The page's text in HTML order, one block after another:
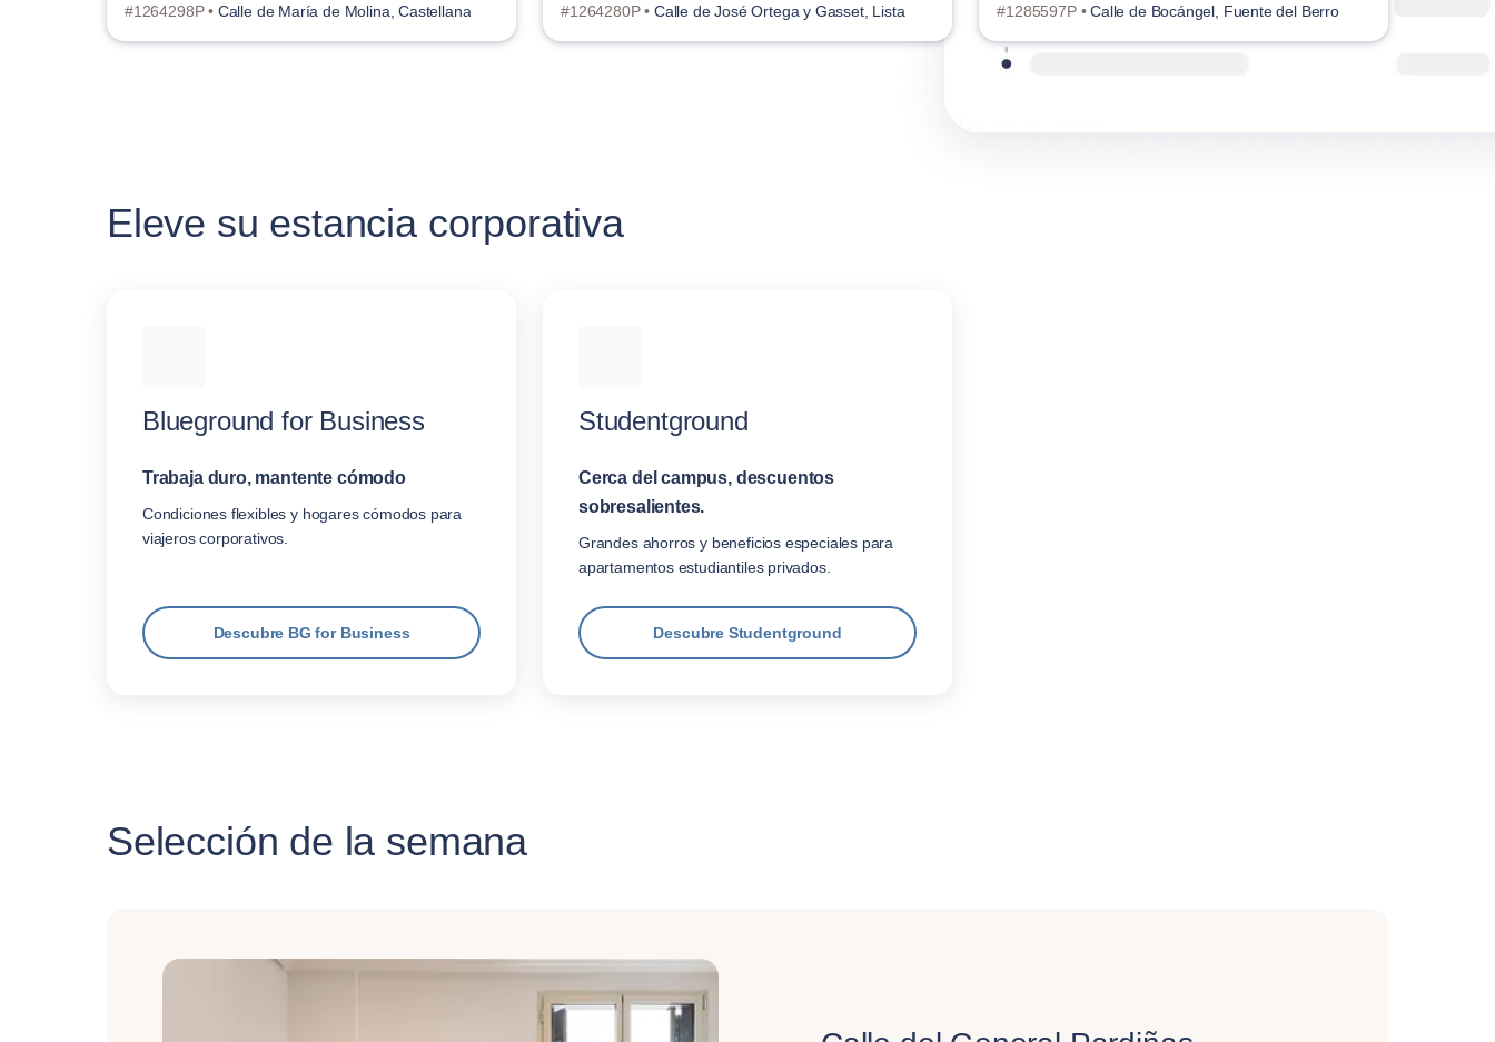
#1264298P • Calle de María de Molina, Castellana
#1264280P • Calle de José Ortega y Gasset, Lista
#1285597P •Calle de Bocángel, Fuente del Berro
Eleve su estancia corporativa
Blueground for Business
Trabaja duro, mantente cómodo
Condiciones flexibles y hogares cómodos para
viajeros corporativos.
Descubre BG for Business
Studentground
Cerca del campus, descuentos
sobresalientes.
Grandes ahorros y beneficios especiales para
apartamentos estudiantiles privados.
Descubre Studentground
Selección de la semana